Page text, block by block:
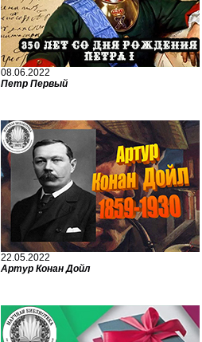
08.06.2022
Петр Первый
22.05.2022
Артур Конан Дойл